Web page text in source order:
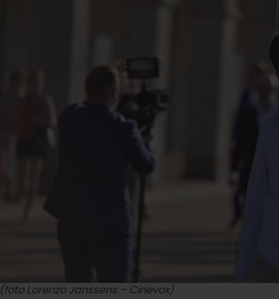
(foto Lorenzo Janssens – Cinevox)